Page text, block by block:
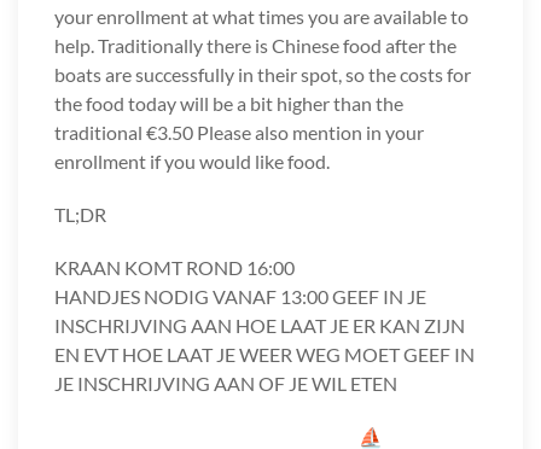
your enrollment at what times you are available to
help. Traditionally there is Chinese food after the
boats are successfully in their spot, so the costs for
the food today will be a bit higher than the
traditional €3.50 Please also mention in your
enrollment if you would like food.
TL;DR
KRAAN KOMT ROND 16:00
HANDJES NODIG VANAF 13:00 GEEF IN JE
INSCHRIJVING AAN HOE LAAT JE ER KAN ZIJN
EN EVT HOE LAAT JE WEER WEG MOET GEEF IN
JE INSCHRIJVING AAN OF JE WIL ETEN
⠀⠀⠀⠀⠀⠀⠀⠀⠀⠀⠀⠀⠀⠀⠀⠀⠀⠀⠀⠀⠀⛵